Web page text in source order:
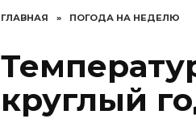
ГЛАВНАЯ » ПОГОДА НА НЕДЕЛЮ
круглый